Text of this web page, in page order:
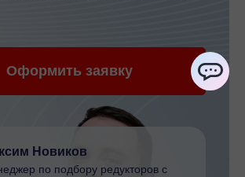
Оформить заявку
Новиков
по подбору редукторов с
ChatApp